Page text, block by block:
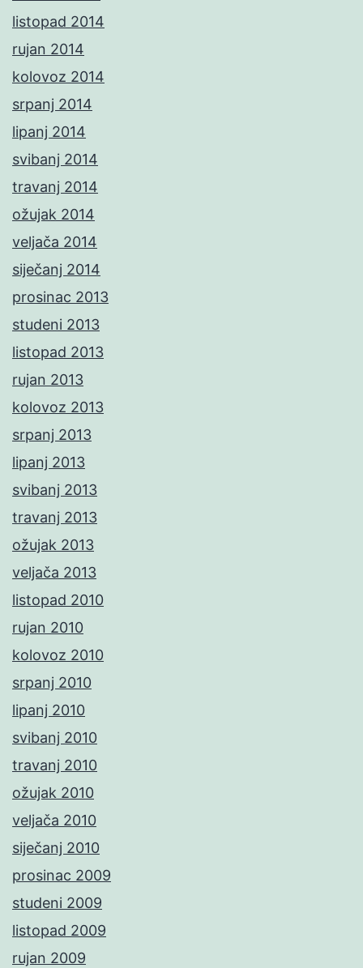
listopad 2014
rujan 2014
kolovoz 2014
srpanj 2014
lipanj 2014
svibanj 2014
travanj 2014
ožujak 2014
veljača 2014
siječanj 2014
prosinac 2013
studeni 2013
listopad 2013
rujan 2013
kolovoz 2013
srpanj 2013
lipanj 2013
svibanj 2013
travanj 2013
ožujak 2013
veljača 2013
listopad 2010
rujan 2010
kolovoz 2010
srpanj 2010
lipanj 2010
svibanj 2010
travanj 2010
ožujak 2010
veljača 2010
siječanj 2010
prosinac 2009
studeni 2009
listopad 2009
rujan 2009